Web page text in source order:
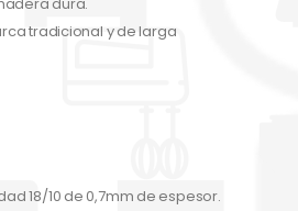
tradicional y de larga
18/10 de 0,7mm de espesor.